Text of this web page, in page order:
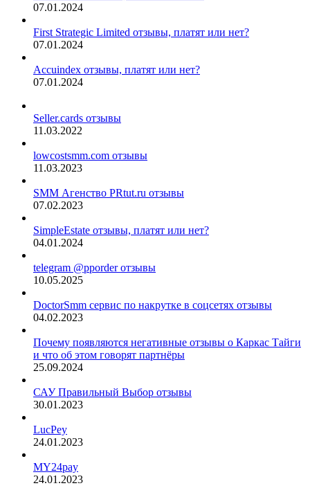
07.01.2024
First Strategic Limited отзывы, платят или нет?
07.01.2024
Accuindex отзывы, платят или нет?
07.01.2024
Seller.cards отзывы
11.03.2022
lowcostsmm.com отзывы
11.03.2023
SMM Агенство PRtut.ru отзывы
07.02.2023
SimpleEstate отзывы, платят или нет?
04.01.2024
telegram @pporder отзывы
10.05.2025
DoctorSmm сервис по накрутке в соцсетях отзывы
04.02.2023
Почему появляются негативные отзывы о Каркас Тайги
и что об этом говорят партнёры
25.09.2024
САУ Правильный Выбор отзывы
30.01.2023
LucPey
24.01.2023
MY24pay
24.01.2023